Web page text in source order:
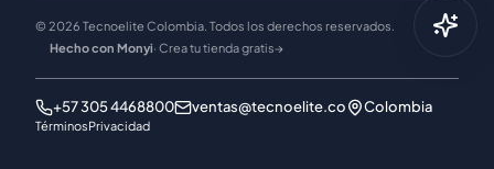
© 2026 Tecnoelite Colombia. Todos los derechos reservados.
Hecho con Monyi· Crea tu tienda gratis→
+57 305 4468800 ventas@tecnoelite.co Colombia
TérminosPrivacidad